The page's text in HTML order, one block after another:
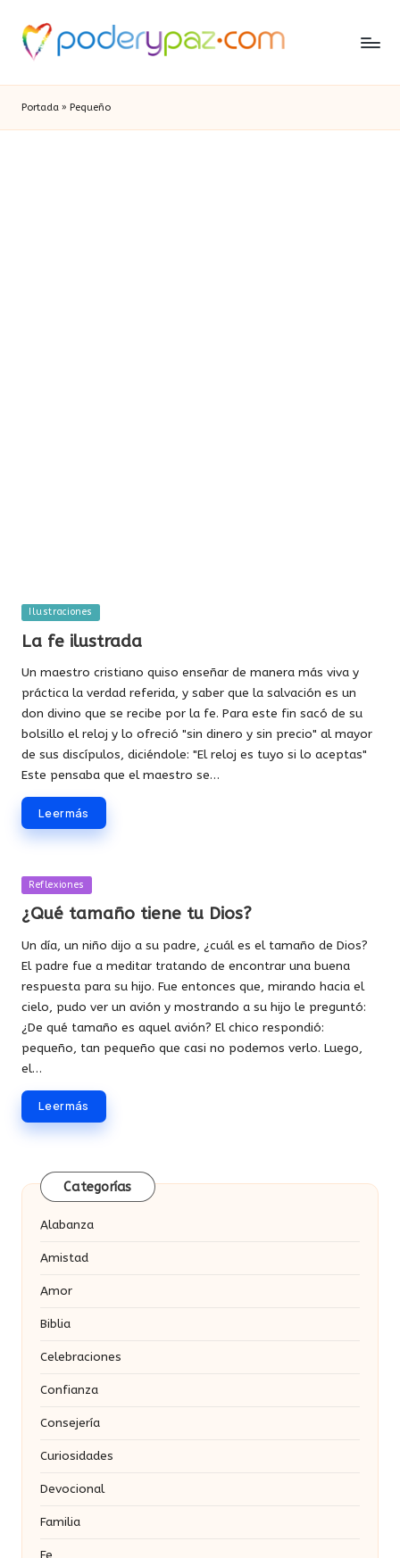
Portada » Pequeño
Publicada
Ilustraciones
La fe ilustrada
Un maestro cristiano quiso enseñar de manera más viva y
práctica la verdad referida, y saber que la salvación es un
don divino que se recibe por la fe. Para este fin sacó de su
bolsillo el reloj y lo ofreció "sin dinero y sin precio" al mayor
de sus discípulos, diciéndole: "El reloj es tuyo si lo aceptas"
Este pensaba que el maestro se…
Leer más
Publicada
Reflexiones
¿Qué tamaño tiene tu Dios?
Un día, un niño dijo a su padre, ¿cuál es el tamaño de Dios?
El padre fue a meditar tratando de encontrar una buena
respuesta para su hijo. Fue entonces que, mirando hacia el
cielo, pudo ver un avión y mostrando a su hijo le preguntó:
¿De qué tamaño es aquel avión? El chico respondió:
pequeño, tan pequeño que casi no podemos verlo. Luego,
el…
Leer más
Categorías
Alabanza
Amistad
Amor
Biblia
Celebraciones
Confianza
Consejería
Curiosidades
Devocional
Familia